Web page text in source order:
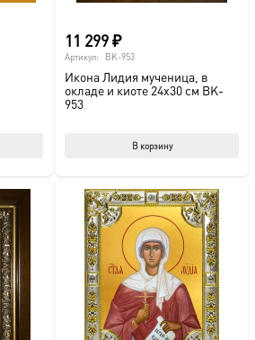
11 299₽
Артикул: BK-953
Икона Лидия мученица, в
окладе и киоте 24х30 см BK-
953
В корзину